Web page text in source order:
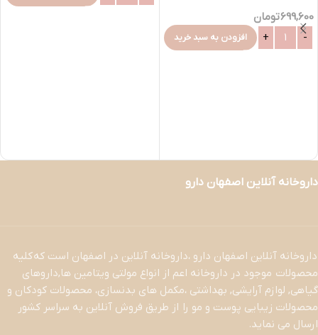
699,600تومان
افزودن به سبد خرید
داروخانه آنلاین اصفهان دارو
داروخانه آنلاین اصفهان دارو ،داروخانه آنلاین در اصفهان است که کلیه
محصولات موجود در داروخانه اعم از انواع مولتی ویتامین ها,داروهای
گیاهی, لوازم آرایشی, بهداشتی ،مکمل های بدنسازی، محصولات کودکان و
محصولات زیبایی پوست و مو را از طریق فروش آنلاین به سراسر کشور
ارسال می نماید.